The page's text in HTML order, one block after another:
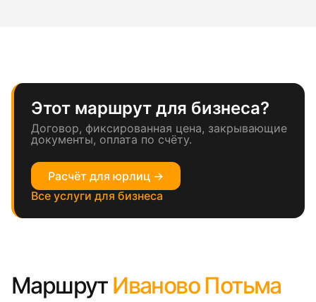
Этот маршрут для бизнеса?
Договор, фиксированная цена, закрывающие
документы, оплата по счёту.
Расчёт для юрлиц →
Все услуги для бизнеса
Маршрут Иваново Потьма